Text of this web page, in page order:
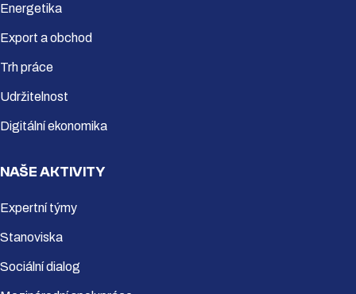
Energetika
Export a obchod
Trh práce
Udržitelnost
Digitální ekonomika
NAŠE AKTIVITY
Expertní týmy
Stanoviska
Sociální dialog